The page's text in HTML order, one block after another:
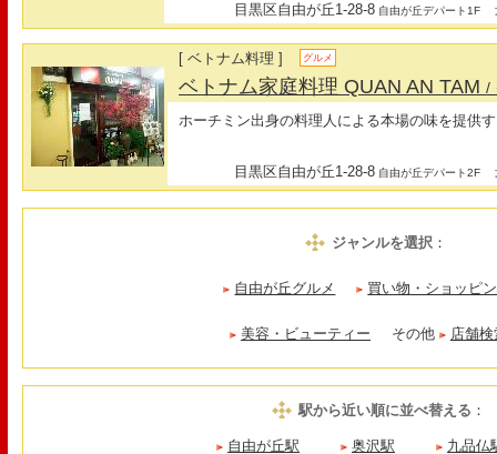
目黒区自由が丘1-28-8 自由が丘デパート1F
[ ベトナム料理 ] グルメ
ベトナム家庭料理 QUAN AN TAM/
ホーチミン出身の料理人による本場の味を提供
目黒区自由が丘1-28-8 自由が丘デパート2F
ジャンルを選択：
自由が丘グルメ 買い物・ショッピ
美容・ビューティー その他 店舗
駅から近い順に並べ替える ：
自由が丘駅 奥沢駅 九品仏